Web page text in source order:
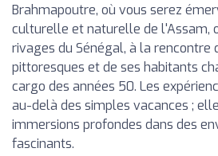
Brahmapoutre, où vous serez
culturelle et naturelle de l'Assam,
rivages du Sénégal, à la rencontre
pittoresques et de ses habitants
cargo des années 50. Les
au-delà des simples vacances ;
immersions profondes dans des
fascinants.